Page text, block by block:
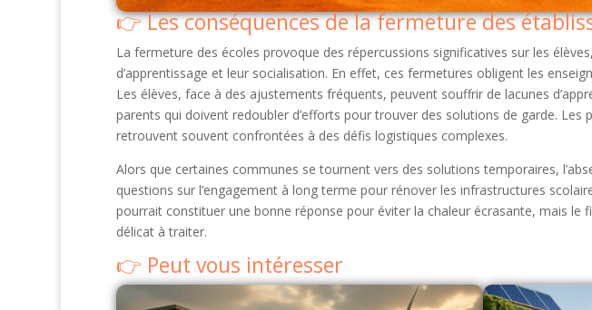
Les conséquences de la fermeture des
La fermeture des écoles provoque des répercussions significatives sur les
d’apprentissage et leur socialisation. En effet, ces fermetures obligent les
Les élèves, face à des ajustements fréquents, peuvent souffrir de lacunes
parents qui doivent redoubler d’efforts pour trouver des solutions de garde. Les
retrouvent souvent confrontées à des défis logistiques complexes.
Alors que certaines communes se tournent vers des solutions temporaires,
questions sur l’engagement à long terme pour rénover les infrastructures
pourrait constituer une bonne réponse pour éviter la chaleur écrasante, mais le
délicat à traiter.
Peut vous intéresser